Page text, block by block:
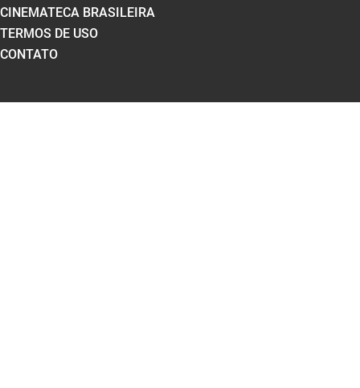
CINEMATECA BRASILEIRA
TERMOS DE USO
CONTATO